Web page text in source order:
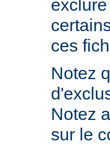
ces
Notez
Notez
sur le